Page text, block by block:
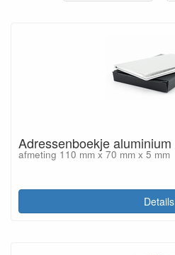
Adressenboekje aluminium
afmeting 110 mm x 70 mm x 5 mm
Details